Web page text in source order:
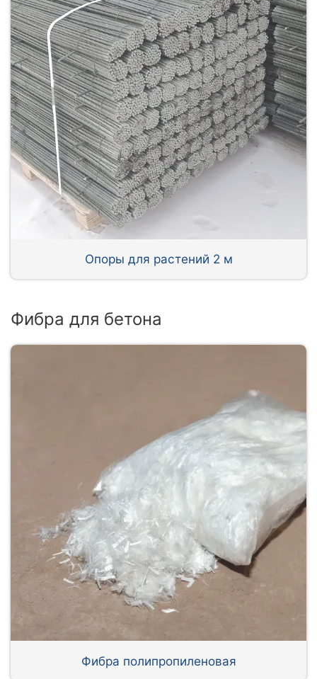
Опоры для растений 2 м
Фибра для бетона
Фибра полипропиленовая